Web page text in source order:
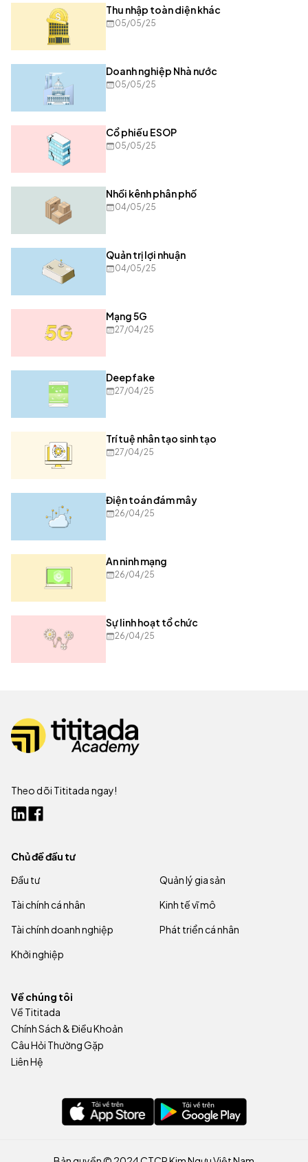
Thu nhập toàn diện khác
05/05/25
Doanh nghiệp Nhà nước
05/05/25
Cổ phiếu ESOP
05/05/25
Nhồi kênh phân phố
04/05/25
Quản trị lợi nhuận
04/05/25
Mạng 5G
27/04/25
Deepfake
27/04/25
Trí tuệ nhân tạo sinh tạo
27/04/25
Điện toán đám mây
26/04/25
An ninh mạng
26/04/25
Sự linh hoạt tổ chức
26/04/25
Theo dõi Tititada ngay!
Chủ đề đầu tư
Đầu tư
Quản lý gia sản
Tài chính cá nhân
Kinh tế vĩ mô
Tài chính doanh nghiệp
Phát triển cá nhân
Khởi nghiệp
Về chúng tôi
Về Tititada
Chính Sách & Điều Khoản
Câu Hỏi Thường Gặp
Liên Hệ